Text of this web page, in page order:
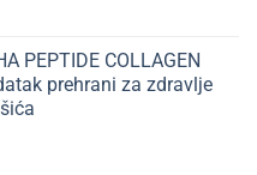
PEPTIDE COLLAGEN
prehrani za zdravlje